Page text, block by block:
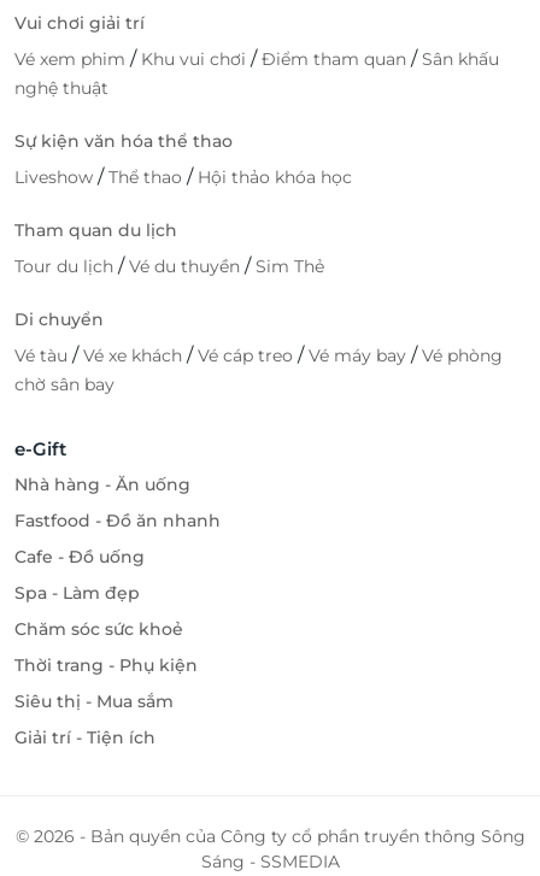
Vui chơi giải trí
Vé xem phim / Khu vui chơi /Điểm tham quan /Sân khấu
nghệ thuật
Sự kiện văn hóa thể thao
Liveshow /Thể thao / Hội thảo khóa học
Tham quan du lịch
Tour du lịch /Vé du thuyền /Sim Thẻ
Di chuyển
Vé tàu /Vé xe khách /Vé cáp treo /Vé máy bay /Vé phòng
chờ sân bay
e-Gift
Nhà hàng - Ăn uống
Fastfood - Đồ ăn nhanh
Cafe - Đồ uống
Spa - Làm đẹp
Chăm sóc sức khoẻ
Thời trang - Phụ kiện
Siêu thị - Mua sắm
Giải trí - Tiện ích
© 2026 - Bản quyền của Công ty cổ phần truyền thông Sông
Sáng - SSMEDIA